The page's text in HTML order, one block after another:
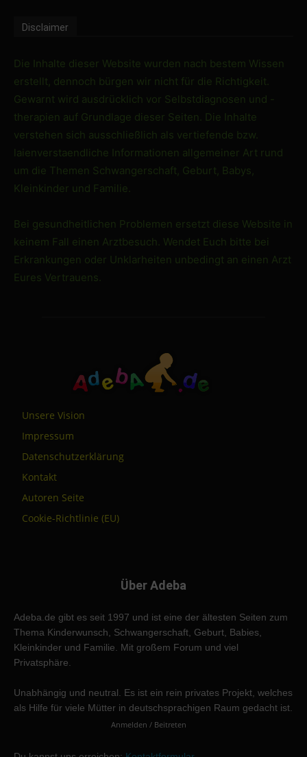
Disclaimer
Die Inhalte dieser Website wurden nach bestem Wissen
erstellt, dennoch bürgen wir nicht für die Richtigkeit.
Gewarnt wird ausdrücklich vor Selbstdiagnosen und -
therapien auf Grundlage dieser Seiten. Die Inhalte
verstehen sich ausschließlich als vertiefende bzw.
laienverstaendliche Informationen allgemeiner Art rund
um die Themen Schwangerschaft, Geburt, Babys,
Kleinkinder und Familie.
Bei gesundheitlichen Problemen ersetzt diese Website in
keinem Fall einen Arztbesuch. Wendet Euch bitte bei
Erkrankungen oder Unklarheiten unbedingt an einen Arzt
Eures Vertrauens.
Unsere Vision
Impressum
Datenschutzerklärung
Kontakt
Autoren Seite
Cookie-Richtlinie (EU)
Über Adeba
Adeba.de gibt es seit 1997 und ist eine der ältesten Seiten zum
Thema Kinderwunsch, Schwangerschaft, Geburt, Babies,
Kleinkinder und Familie. Mit großem Forum und viel
Privatsphäre.
Unabhängig und neutral. Es ist ein rein privates Projekt, welches
als Hilfe für viele Mütter in deutschsprachigen Raum gedacht ist.
Anmelden / Beitreten